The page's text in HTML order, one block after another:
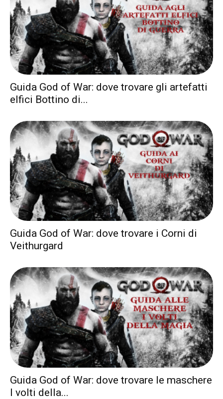
Guida God of War: dove trovare gli artefatti
elfici Bottino di...
Guida God of War: dove trovare i Corni di
Veithurgard
Guida God of War: dove trovare le maschere
I volti della...